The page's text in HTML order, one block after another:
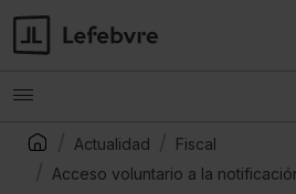
Actualidad
Fiscal
Acceso voluntario a la